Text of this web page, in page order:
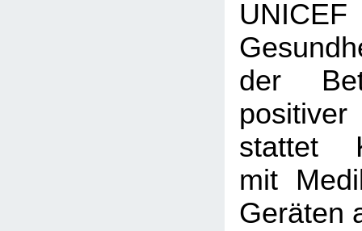
der
stattet
mit
Geräten